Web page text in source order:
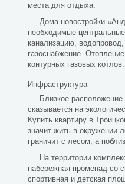
места для отдыха.
Дома новостройки
необходимые
канализацию,
газоснабжение.
контурных газовых котлов.
Инфраструктура
Близкое
сказывается на
Купить квартиру в
значит жить в окружении
граничит с лесом, а
На территории
набережная-променад со
спортивная и детская